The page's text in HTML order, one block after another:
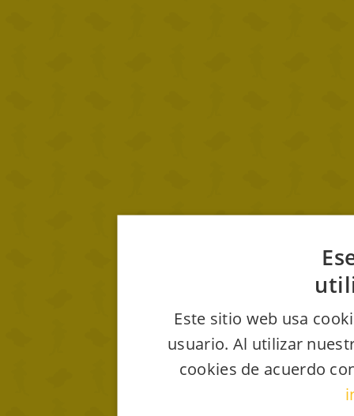
Este sitio web usa
usuario. Al utilizar
cookies de acuerdo